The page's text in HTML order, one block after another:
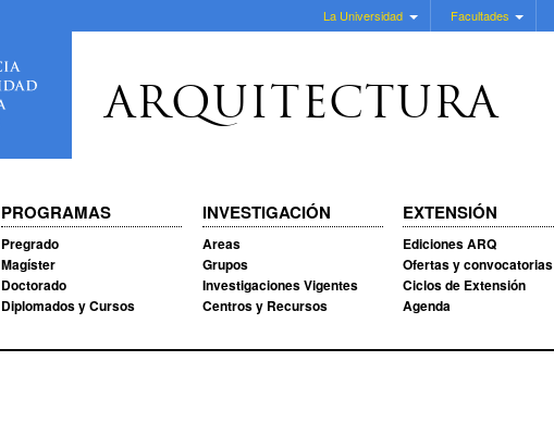
La Universidad Facultades
ARQUITECTURA
PROGRAMAS
Pregrado
Magíster
Doctorado
Diplomados y Cursos
INVESTIGACIÓN
Areas
Grupos
Investigaciones Vigentes
Centros y Recursos
EXTENSIÓN
Ediciones ARQ
Ofertas y convocatorias
Ciclos de Extensión
Agenda